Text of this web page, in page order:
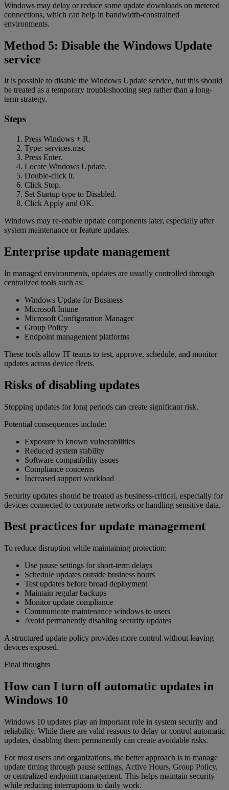
Windows may delay or reduce some update downloads on metered
connections, which can help in bandwidth-constrained
environments.
Method 5: Disable the Windows Update
service
It is possible to disable the Windows Update service, but this should
be treated as a temporary troubleshooting step rather than a long-
term strategy.
Steps
Press Windows + R.
Type: services.msc
Press Enter.
Locate Windows Update.
Double-click it.
Click Stop.
Set Startup type to Disabled.
Click Apply and OK.
Windows may re-enable update components later, especially after
system maintenance or feature updates.
Enterprise update management
In managed environments, updates are usually controlled through
centralized tools such as:
Windows Update for Business
Microsoft Intune
Microsoft Configuration Manager
Group Policy
Endpoint management platforms
These tools allow IT teams to test, approve, schedule, and monitor
updates across device fleets.
Risks of disabling updates
Stopping updates for long periods can create significant risk.
Potential consequences include:
Exposure to known vulnerabilities
Reduced system stability
Software compatibility issues
Compliance concerns
Increased support workload
Security updates should be treated as business-critical, especially for
devices connected to corporate networks or handling sensitive data.
Best practices for update management
To reduce disruption while maintaining protection:
Use pause settings for short-term delays
Schedule updates outside business hours
Test updates before broad deployment
Maintain regular backups
Monitor update compliance
Communicate maintenance windows to users
Avoid permanently disabling security updates
A structured update policy provides more control without leaving
devices exposed.
Final thoughts
How can I turn off automatic updates in
Windows 10
Windows 10 updates play an important role in system security and
reliability. While there are valid reasons to delay or control automatic
updates, disabling them permanently can create avoidable risks.
For most users and organizations, the better approach is to manage
update timing through pause settings, Active Hours, Group Policy,
or centralized endpoint management. This helps maintain security
while reducing interruptions to daily work.